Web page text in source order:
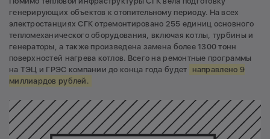
генерирующих объектов к отопительному периоду. На всех
электростанциях СГК отремонтировано 255 единиц основного
тепломеханического оборудования, включая котлы, турбины и
генераторы, а также произведена замена более 1300 тонн
поверхностей нагрева котлов. Всего на ремонтные программы
на ТЭЦ и ГРЭС компании до конца года будет
направлено 9
миллиардов рублей.